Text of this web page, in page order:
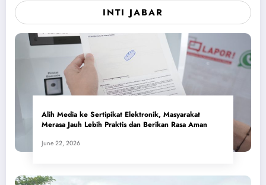
INTI JABAR
Alih Media ke Sertipikat Elektronik, Masyarakat
Merasa Jauh Lebih Praktis dan Berikan Rasa Aman
June 22, 2026